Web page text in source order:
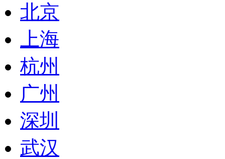
北京
上海
杭州
广州
深圳
武汉